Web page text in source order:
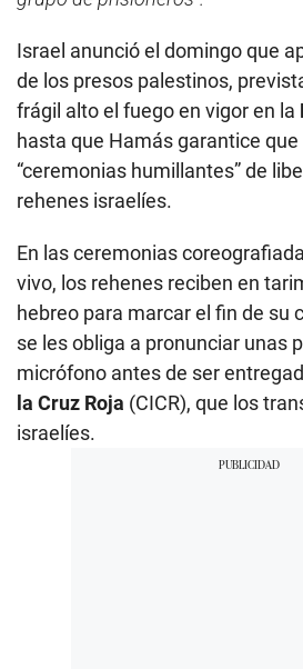
Israel anunció el domingo que
de los presos palestinos,
frágil alto el fuego en vigor en la
hasta que Hamás garantice
“ceremonias humillantes” de
rehenes israelíes.
En las ceremonias
vivo, los rehenes reciben en
hebreo para marcar el fin de su
se les obliga a pronunciar unas
micrófono antes de ser
la Cruz Roja (CICR), que los
israelíes.